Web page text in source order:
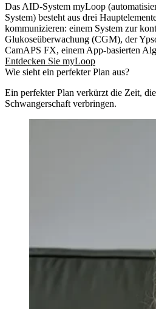
Das AID-System myLoop
System) besteht aus drei
kommunizieren: einem System zur
Glukoseüberwachung (CGM), der
CamAPS FX, einem App-basierten
Entdecken Sie myLoop
Wie sieht ein perfekter Plan aus?
Ein perfekter Plan verkürzt die Zeit,
Schwangerschaft verbringen.